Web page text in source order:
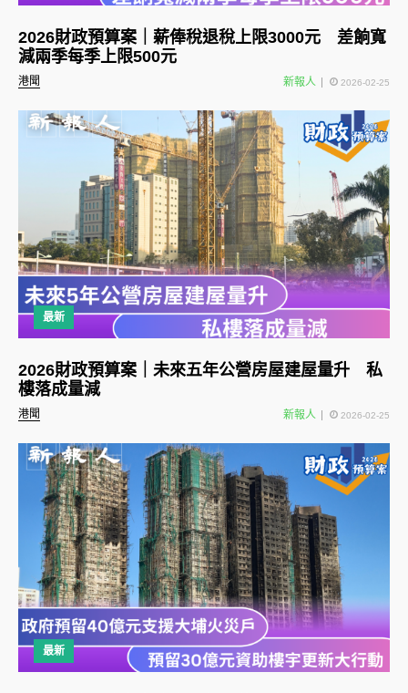
港聞
2026財政預算案｜薪俸稅退稅上限3000元 差餉寬
減兩季每季上限500元
新報人 2026-02-25
最新
港聞
2026財政預算案｜未來五年公營房屋建屋量升 私
樓落成量減
新報人 2026-02-25
最新